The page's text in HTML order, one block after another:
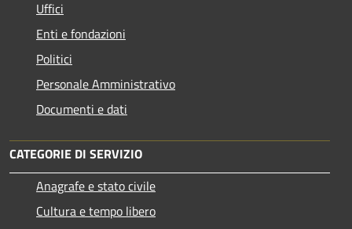
Uffici
Enti e fondazioni
Politici
Personale Amministrativo
Documenti e dati
CATEGORIE DI SERVIZIO
Anagrafe e stato civile
Cultura e tempo libero